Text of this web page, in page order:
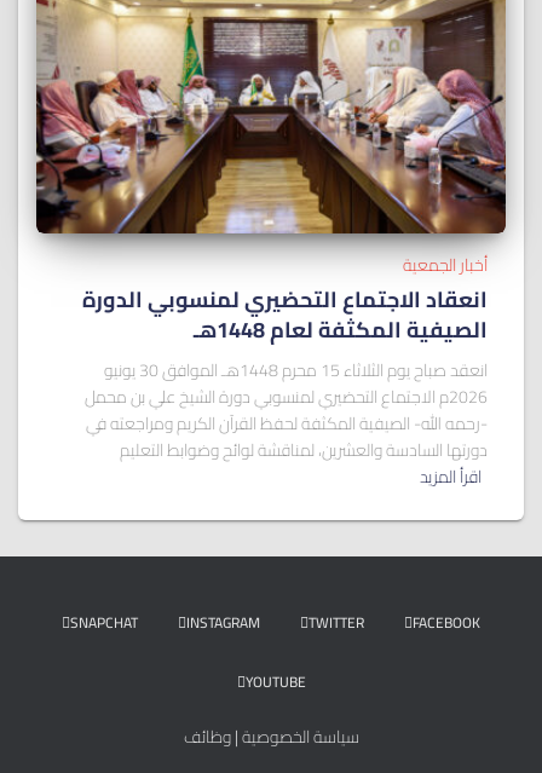
أخبار الجمعية
انعقاد الاجتماع التحضيري لمنسوبي الدورة
الصيفية المكثفة لعام 1448هـ
انعقد صباح يوم الثلاثاء 15 محرم 1448هـ الموافق 30 يونيو
2026م الاجتماع التحضيري لمنسوبي دورة الشيخ علي بن محمل
-رحمه الله- الصيفية المكثفة لحفظ القرآن الكريم ومراجعته في
دورتها السادسة والعشرين، لمناقشة لوائح وضوابط التعليم
اقرأ المزيد
FACEBOOK
TWITTER
INSTAGRAM
SNAPCHAT
YOUTUBE
سياسة الخصوصية|وظائف